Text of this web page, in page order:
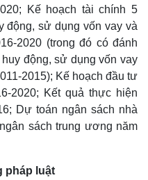
E-Magazine
Infographic
Kế hoạch tài chính 5
động, sử dụng vốn vay và
2020 (trong đó có đánh
động, sử dụng vốn vay
2015); Kế hoạch đầu tư
2020; Kết quả thực hiện
Dự toán ngân sách nhà
sách trung ương năm
pháp luật